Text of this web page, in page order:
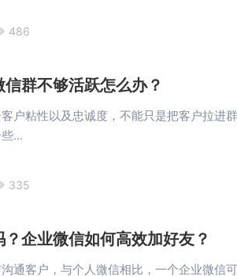
486
群不够活跃怎么办？
户粘性以及忠诚度，不能只是把客户拉进群
...
335
企业微信如何高效加好友？
通客户，与个人微信相比，一个企业微信